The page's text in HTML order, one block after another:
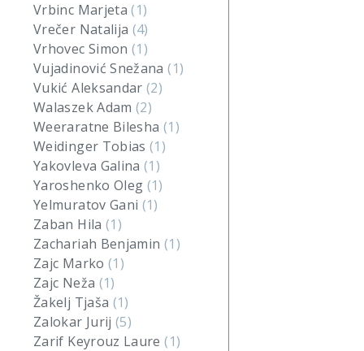
Vrbinc Marjeta(1)
Vrečer Natalija (4)
Vrhovec Simon(1)
Vujadinović Snežana(1)
Vukić Aleksandar(2)
Walaszek Adam(2)
Weeraratne Bilesha (1)
Weidinger Tobias(1)
Yakovleva Galina(1)
Yaroshenko Oleg (1)
Yelmuratov Gani (1)
Zaban Hila (1)
Zachariah Benjamin (1)
Zajc Marko (1)
Zajc Neža (1)
Žakelj Tjaša (1)
Zalokar Jurij(5)
Zarif Keyrouz Laure(1)